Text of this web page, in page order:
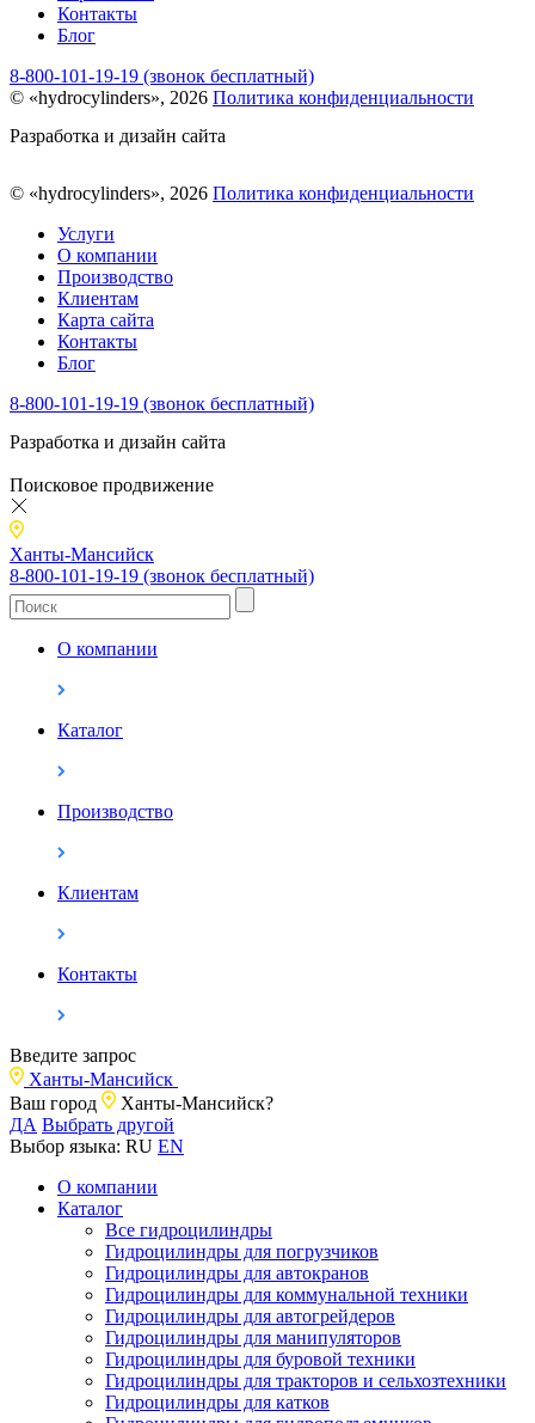
Контакты
Блог
8-800-101-19-19 (звонок бесплатный)
© «hydrocylinders», 2026 Политика конфиденциальности
Разработка и дизайн сайта
© «hydrocylinders», 2026 Политика конфиденциальности
Услуги
О компании
Производство
Клиентам
Карта сайта
Контакты
Блог
8-800-101-19-19 (звонок бесплатный)
Разработка и дизайн сайта
Поисковое продвижение
Ханты-Мансийск
8-800-101-19-19 (звонок бесплатный)
О компании
Каталог
Производство
Клиентам
Контакты
Введите запрос
Ханты-Мансийск
Ваш город
Ханты-Мансийск?
ДА Выбрать другой
Выбор языка: RU EN
О компании
Каталог
Все гидроцилиндры
Гидроцилиндры для погрузчиков
Гидроцилиндры для автокранов
Гидроцилиндры для коммунальной техники
Гидроцилиндры для автогрейдеров
Гидроцилиндры для манипуляторов
Гидроцилиндры для буровой техники
Гидроцилиндры для тракторов и сельхозтехники
Гидроцилиндры для катков